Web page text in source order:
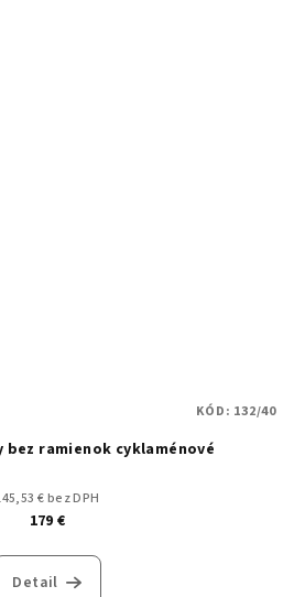
bez ramienok cyklaménové
€ bez DPH
179 €
Detail
KÓD: 132/40